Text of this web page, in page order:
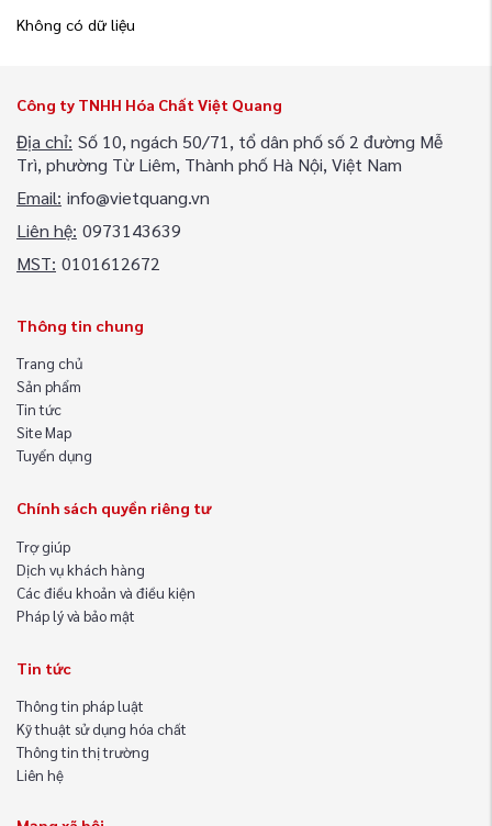
Không có dữ liệu
Công ty TNHH Hóa Chất Việt Quang
Địa chỉ: Số 10, ngách 50/71, tổ dân phố số 2 đường Mễ
Trì, phường Từ Liêm, Thành phố Hà Nội, Việt Nam
Email: info@vietquang.vn
Liên hệ: 0973143639
MST: 0101612672
Thông tin chung
Trang chủ
Sản phẩm
Tin tức
Site Map
Tuyển dụng
Chính sách quyền riêng tư
Trợ giúp
Dịch vụ khách hàng
Các điều khoản và điều kiện
Pháp lý và bảo mật
Tin tức
Thông tin pháp luật
Kỹ thuật sử dụng hóa chất
Thông tin thị trường
Liên hệ